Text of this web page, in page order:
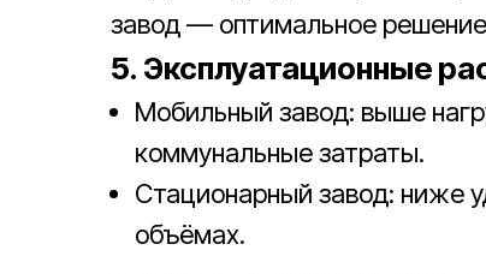
завод — оптимальное
5. Эксплуатационные
Мобильный завод: выше
коммунальные затраты.
Стационарный завод: ниже
объёмах.